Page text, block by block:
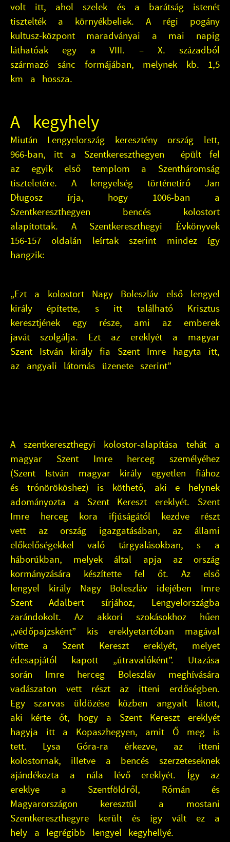
volt itt, ahol szelek és a barátság istenét
tisztelték a környékbeliek. A régi pogány
kultusz-központ maradványai a mai napig
láthatóak egy a VIII. – X. századból
származó sánc formájában, melynek kb. 1,5
km a hossza.
A kegyhely
Miután Lengyelország keresztény ország lett,
966-ban, itt a Szentkereszthegyen épült fel
az egyik első templom a Szentháromság
tiszteletére. A lengyelség történetíró Jan
Długosz írja, hogy 1006-ban a
Szentkereszthegyen bencés kolostort
alapítottak. A Szentkereszthegyi Évkönyvek
156-157 oldalán leírtak szerint mindez így
hangzik:
„Ezt a kolostort Nagy Boleszláv első lengyel
király építette, s itt található Krisztus
keresztjének egy része, ami az emberek
javát szolgálja. Ezt az ereklyét a magyar
Szent István király fia Szent Imre hagyta itt,
az angyali látomás üzenete szerint”
A szentkereszthegyi kolostor-alapítása tehát a
magyar Szent Imre herceg személyéhez
(Szent István magyar király egyetlen fiához
és trónörököshez) is köthető, aki e helynek
adományozta a Szent Kereszt ereklyét. Szent
Imre herceg kora ifjúságától kezdve részt
vett az ország igazgatásában, az állami
előkelőségekkel való tárgyalásokban, s a
háborúkban, melyek által apja az ország
kormányzására készítette fel őt. Az első
lengyel király Nagy Boleszláv idejében Imre
Szent Adalbert sírjához, Lengyelországba
zarándokolt. Az akkori szokásokhoz hűen
„védőpajzsként” kis ereklyetartóban magával
vitte a Szent Kereszt ereklyét, melyet
édesapjától kapott „útravalóként”. Utazása
során Imre herceg Boleszláv meghívására
vadászaton vett részt az itteni erdőségben.
Egy szarvas üldözése közben angyalt látott,
aki kérte őt, hogy a Szent Kereszt ereklyét
hagyja itt a Kopaszhegyen, amit Ő meg is
tett. Lysa Góra-ra érkezve, az itteni
kolostornak, illetve a bencés szerzeteseknek
ajándékozta a nála lévő ereklyét. Így az
ereklye a Szentföldről, Rómán és
Magyarországon keresztül a mostani
Szentkereszthegyre került és így vált ez a
hely a legrégibb lengyel kegyhellyé.